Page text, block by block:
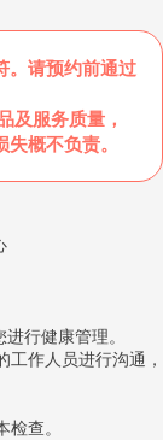
。请预约前通过
及服务质量，
概不负责。
行健康管理。
作人员进行沟通，
查。